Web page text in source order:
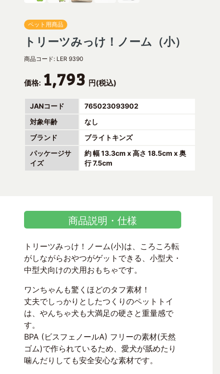
ペット用商品
トリーツみっけ！ノーム（小）
商品コード: LER 9390
価格: 1,793 円(税込)
JANコード
765023093902
対象年齢
なし
ブランド
ブライトキンズ
パッケージサ
イズ
約 幅 13.3cm x 高さ 18.5cm x 奥
行 7.5cm
商品説明・仕様
トリーツみっけ！ノーム(小)は、ころころ転
がしながらおやつがゲットできる、小型犬・
中型犬向けの犬用おもちゃです。
ワンちゃんも驚くほどのタフ素材！
丈夫でしっかりとしたつくりのペットトイ
は、やんちゃ犬も大満足の硬さと重量感で
す。
BPA (ビスフェノールA) フリーの素材(天然
ゴム)で作られているため、愛犬が舐めたり
噛んだりしても安全安心な素材です。